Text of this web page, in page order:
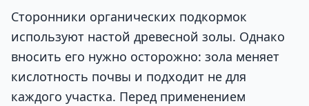
Сторонники органических подкормок
используют настой древесной золы. Однако
вносить его нужно осторожно: зола меняет
кислотность почвы и подходит не для
каждого участка. Перед применением